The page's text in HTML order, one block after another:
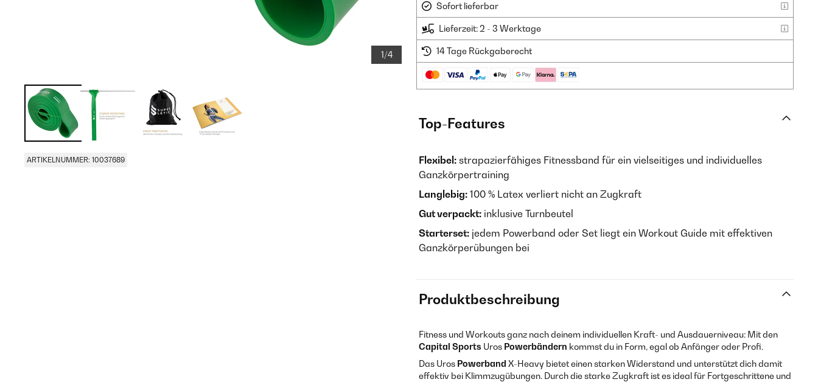
1/4
ARTIKELNUMMER: 10037689
Sofort lieferbar
Lieferzeit: 2 - 3 Werktage
14 Tage Rückgaberecht
Top-Features
Flexibel: strapazierfähiges Fitnessband für ein vielseitiges und individuelles
Ganzkörpertraining
Langlebig: 100 % Latex verliert nicht an Zugkraft
Gut verpackt: inklusive Turnbeutel
Starterset: jedem Powerband oder Set liegt ein Workout Guide mit effektiven
Ganzkörperübungen bei
Produktbeschreibung
Fitness und Workouts ganz nach deinem individuellen Kraft- und Ausdauerniveau: Mit den
Capital Sports Uros Powerbändern kommst du in Form, egal ob Anfänger oder Profi.
Das Uros Powerband X-Heavy bietet einen starken Widerstand und unterstützt dich damit
effektiv bei Klimmzugübungen. Durch die starke Zugkraft ist es ideal für Fortgeschrittene und